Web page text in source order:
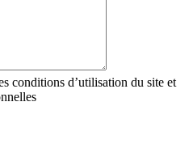
conditions d’utilisation du site et